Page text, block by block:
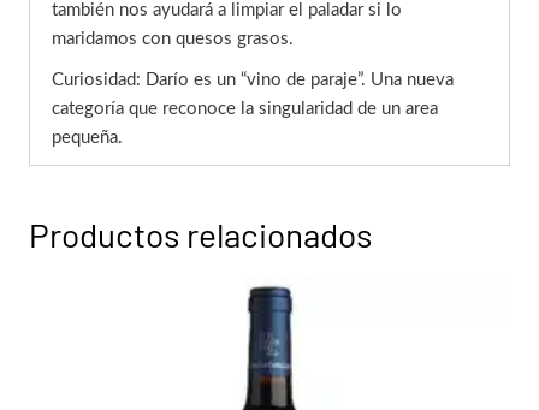
también nos ayudará a limpiar el paladar si lo
maridamos con quesos grasos.
Curiosidad: Darío es un “vino de paraje”. Una nueva
categoría que reconoce la singularidad de un area
pequeña.
Productos relacionados